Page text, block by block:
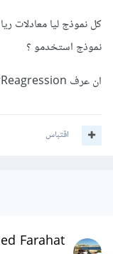
للنموذج.
للأغراض التصنيفية،
واستخدم التحقق
كل نموذج ليا معادلات
نموذج استخدمو ؟
ان عرف LinearReagression
اقتباس
Farahat